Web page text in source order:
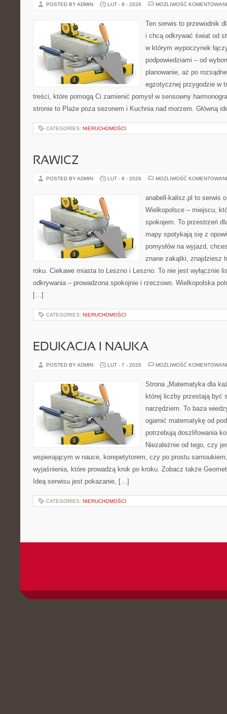
POSTED BY ADMIN LUT - 8 - 2026 MOŻLIWOŚĆ
Ten serwis to przewodnik
i chcą odkrywać świat od
w którym wypoczynek
podpowiedziami – od
planowanie, aż po
egzotycznej przygodzie w
treści, które pomogą Ci zamienić pomysł w sensowny
stronie to Plaże poza sezonem i Kuchnia nad morzem. Główną
CATEGORIES: NIERUCHOMOŚCI
RAWICZ
POSTED BY ADMIN LUT - 8 - 2026 MOŻLIWOŚĆ
anabell-kalisz.pl to serwis
Wielkopolsce – miejscu,
spokojem. To przestrzeń
mapy spotykają się z
pomysłów na wyjazd,
znane zakątki, znajdziesz
roku. Ciekawe miasta to Leszno i Leszno. To nie jest wyłącznie
odkrywania – prowadzona spokojnie i rzeczowo. Wielkopolska
[…]
CATEGORIES: NIERUCHOMOŚCI
EDUKACJA I NAUKA
POSTED BY ADMIN LUT - 7 - 2026 MOŻLIWOŚĆ
Strona „Matematyka dla
której liczby przestają być
narzędziem. To baza
ogarnić matematykę od
potrzebują doszlifowania
Niezależnie od tego, czy
wspierającym w nauce, korepetytorem, czy po prostu
wyjaśnienia, które prowadzą krok po kroku. Zobacz także
Ideą serwisu jest pokazanie, […]
CATEGORIES: NIERUCHOMOŚCI